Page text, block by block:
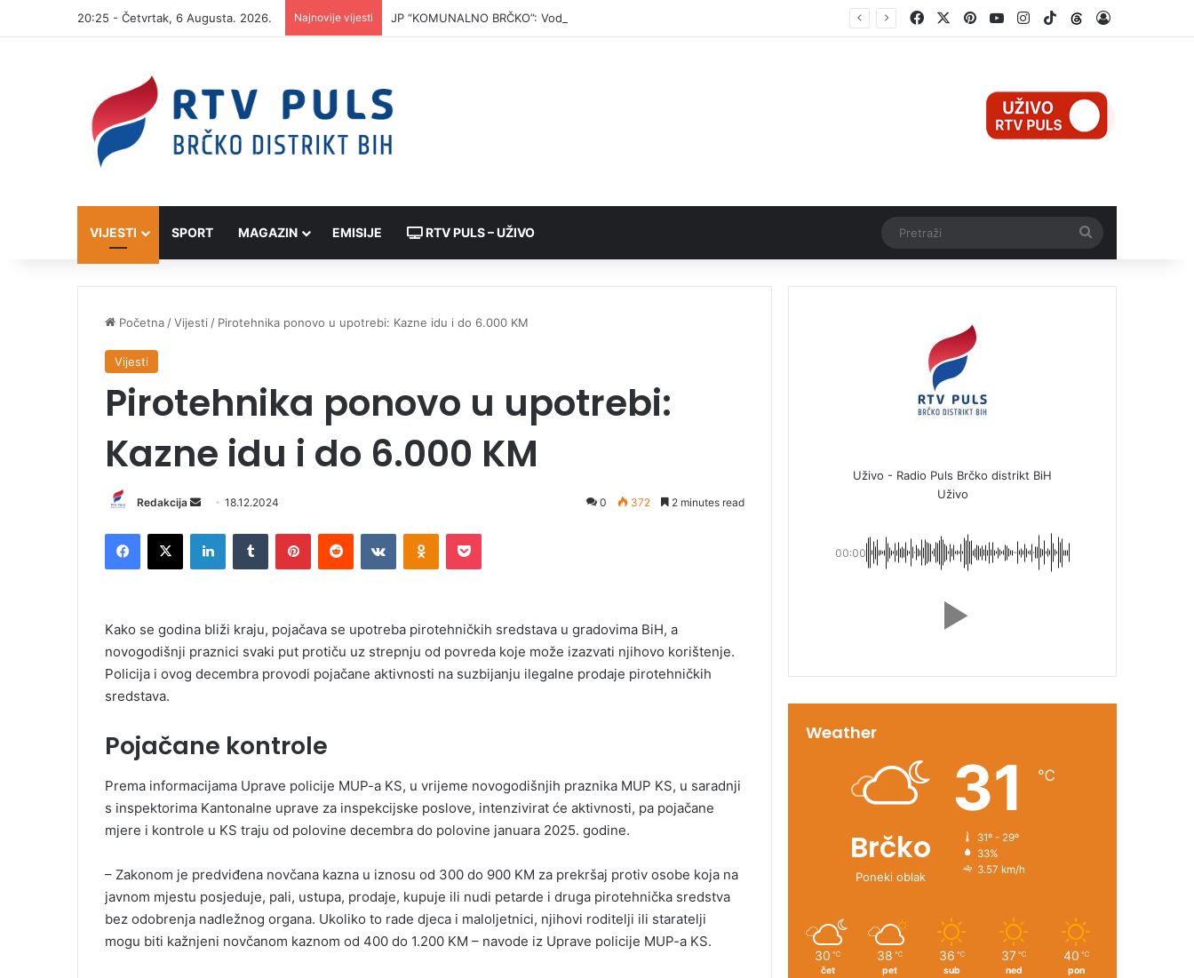
20:25 - Četvrtak, 6 Augusta. 2026. Najnovije vijesti JP “KOMUNALNO BRČKO”: Voda iz rezervoara Gajevi trenutno nije za piće FacebookPinterestYouTubeInstagram
TikTokThreads
VIJESTI SPORT MAGAZIN EMISIJE RTV PULS – UŽIVO
Početna /Vijesti / Pirotehnika ponovo u upotrebi: Kazne idu i do 6.000 KM
Vijesti
Pirotehnika ponovo u upotrebi:
Kazne idu i do 6.000 KM
Redakcija
n
d
e
m
a
18.12.2024 0 372 2 minutes read
Kako se godina bliži kraju, pojačava se upotreba pirotehničkih sredstava u gradovima BiH, a
novogodišnji praznici svaki put protiču uz strepnju od povreda koje može izazvati njihovo korištenje.
Policija i ovog decembra provodi pojačane aktivnosti na suzbijanju ilegalne prodaje pirotehničkih
sredstava.
Pojačane kontrole
Prema informacijama Uprave policije MUP-a KS, u vrijeme novogodišnjih praznika MUP KS, u saradnji
s inspektorima Kantonalne uprave za inspekcijske poslove, intenzivirat će aktivnosti, pa pojačane
mjere i kontrole u KS traju od polovine decembra do polovine januara 2025. godine.
– Zakonom je predviđena novčana kazna u iznosu od 300 do 900 KM za prekršaj protiv osobe koja na
javnom mjestu posjeduje, pali, ustupa, prodaje, kupuje ili nudi petarde i druga pirotehnička sredstva
bez odobrenja nadležnog organa. Ukoliko to rade djeca i maloljetnici, njihovi roditelji ili staratelji
mogu biti kažnjeni novčanom kaznom od 400 do 1.200 KM – navode iz Uprave policije MUP-a KS.
Uživo - Radio Puls Brčko distrikt BiH
Uživo
00:00
Weather
Brčko
Poneki oblak
31 ℃
31º - 29º
33%
3.57 km/h
30 ℃
čet
38 ℃
pet
36 ℃
sub
37 ℃
ned
40 ℃
pon